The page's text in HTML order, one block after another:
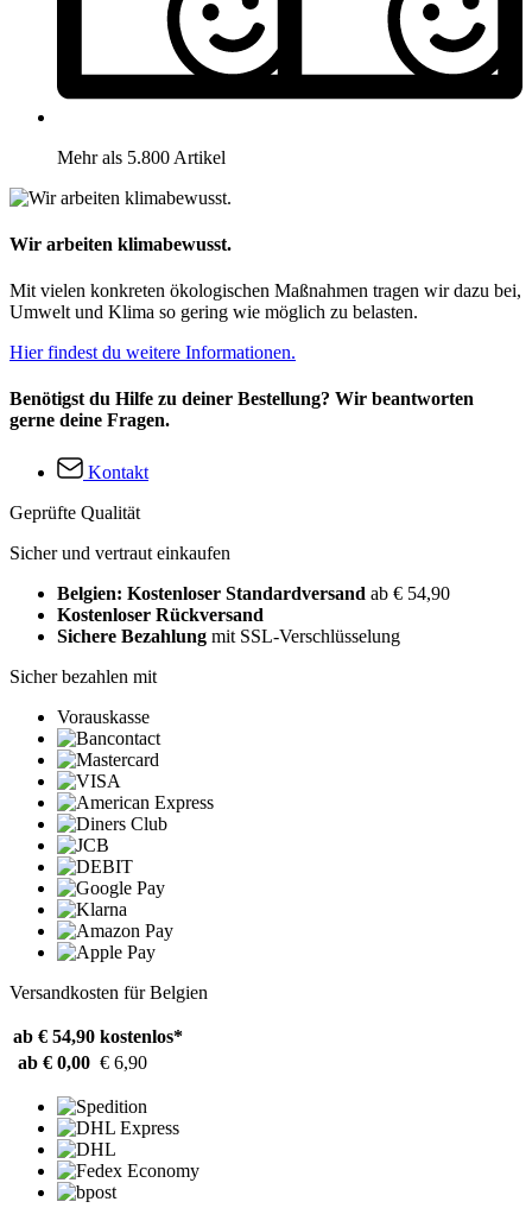
Mehr als 5.800 Artikel
Wir arbeiten klimabewusst.
Mit vielen konkreten ökologischen Maßnahmen tragen wir dazu bei,
Umwelt und Klima so gering wie möglich zu belasten.
Hier findest du weitere Informationen.
Benötigst du Hilfe zu deiner Bestellung? Wir beantworten
gerne deine Fragen.
Kontakt
Geprüfte Qualität
Sicher und vertraut einkaufen
Belgien: Kostenloser Standardversand ab € 54,90
Kostenloser Rückversand
Sichere Bezahlung mit SSL-Verschlüsselung
Sicher bezahlen mit
Vorauskasse
Versandkosten für Belgien
ab € 54,90 kostenlos*
ab € 0,00 € 6,90